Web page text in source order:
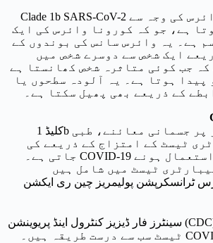
Clade 1b SARS-CoV-2 وائرس کی وجہ سے
ہے، جو کہ کورونا وائرس کی ایک
ہے۔ یہ وائرس سانس کی بوندوں کے
ایک شخص سے دوسرے شخص میں
کہ جب کوئی متاثرہ شخص کھانستا ہے
پیدا ہوتا ہے۔ یہ آلودہ سطحوں یا
کے ذریعے بھی پھیل سکتا ہے۔
کلیڈ 1b کی تشخیص عام طور پر جسمانی معائنے، طبی
ٹیسٹ کے امتزاج کے ذریعے کی
جاتی ہے۔ COVID-19 کی تشخیص کے لیے استعمال ہونے
سینٹرز فار ڈیزیز کنٹرول اینڈ پریوینشن (CDC) کے مطابق، RT-PCR
ٹیسٹ سب سے درست طریقہ ہیں۔ COVID-19 کی تشخیص کے